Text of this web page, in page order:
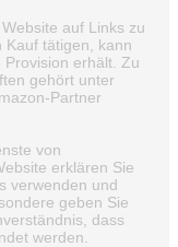
auf Links zu
Kauf tätigen, kann
erhält. Zu
gehört unter
Partner
von
erklären Sie
verwenden und
geben Sie
dass
werden.